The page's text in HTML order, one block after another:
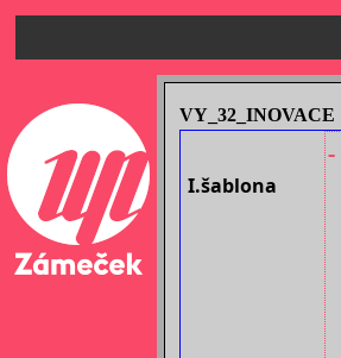
VY_32_INOVACE
I.šablona
-